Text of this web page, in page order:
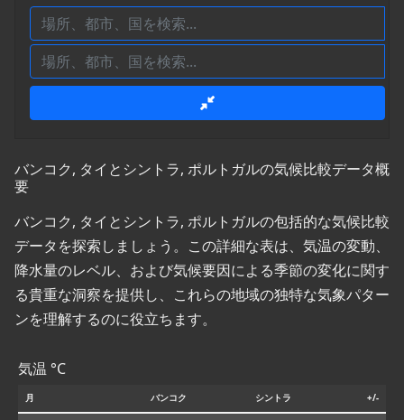
バンコク, タイとシントラ, ポルトガルの気候比較データ概
要
バンコク, タイとシントラ, ポルトガルの包括的な気候比較
データを探索しましょう。この詳細な表は、気温の変動、
降水量のレベル、および気候要因による季節の変化に関す
る貴重な洞察を提供し、これらの地域の独特な気象パター
ンを理解するのに役立ちます。
気温 °C
月 バンコク シントラ +/-